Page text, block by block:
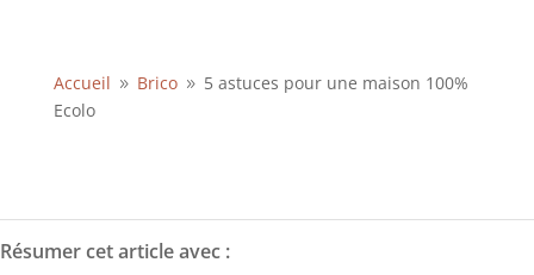
Accueil 9 Brico 9 5 astuces pour une maison 100%
Ecolo
Résumer cet article avec :